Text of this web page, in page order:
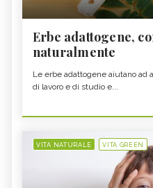
Erbe adattogene,
naturalmente
Le erbe adattogene aiutano ad
di lavoro e di studio e...
VITA NATURALE VITA GREEN